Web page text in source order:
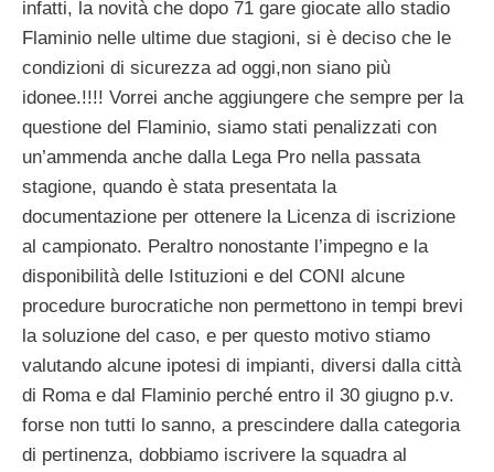
infatti, la novità che dopo 71 gare giocate allo stadio
Flaminio nelle ultime due stagioni, si è deciso che le
condizioni di sicurezza ad oggi,non siano più
idonee.!!!! Vorrei anche aggiungere che sempre per la
questione del Flaminio, siamo stati penalizzati con
un’ammenda anche dalla Lega Pro nella passata
stagione, quando è stata presentata la
documentazione per ottenere la Licenza di iscrizione
al campionato. Peraltro nonostante l’impegno e la
disponibilità delle Istituzioni e del CONI alcune
procedure burocratiche non permettono in tempi brevi
la soluzione del caso, e per questo motivo stiamo
valutando alcune ipotesi di impianti, diversi dalla città
di Roma e dal Flaminio perché entro il 30 giugno p.v.
forse non tutti lo sanno, a prescindere dalla categoria
di pertinenza, dobbiamo iscrivere la squadra al